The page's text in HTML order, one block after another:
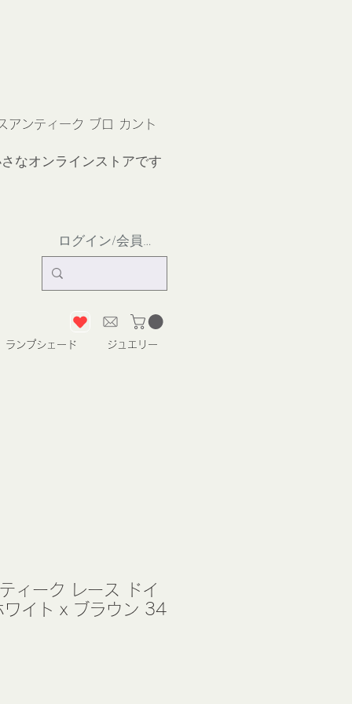
アンティーク ブロ カント
なオンラインストアです
ログイン/会員登録
ィーク レース ドイ
ワイト x ブラウン 34
ランプシェード ジュエリー